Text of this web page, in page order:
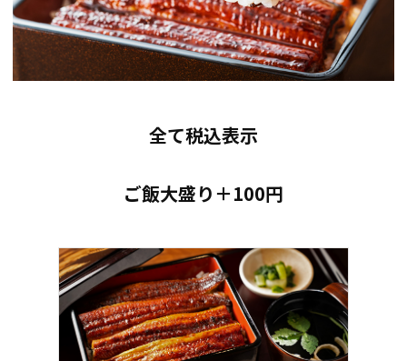
全て税込表示
ご飯大盛り＋100円